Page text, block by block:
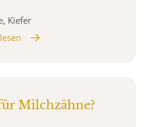
Kiefer
Milchzähne?